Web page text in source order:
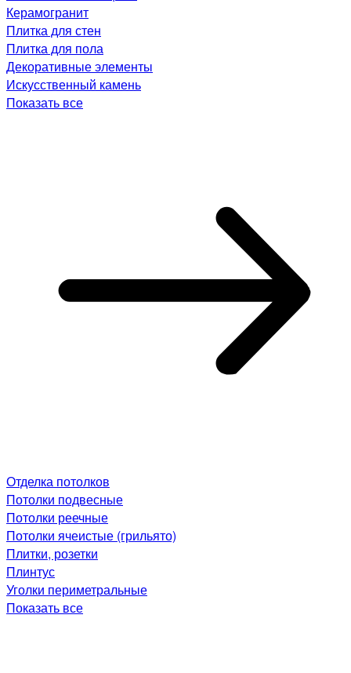
Керамогранит
Плитка для стен
Плитка для пола
Декоративные элементы
Искусственный камень
Показать все
Отделка потолков
Потолки подвесные
Потолки реечные
Потолки ячеистые (грильято)
Плитки, розетки
Плинтус
Уголки периметральные
Показать все